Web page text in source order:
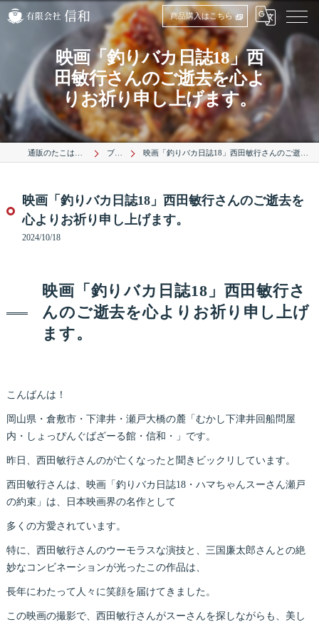
商品購入はこちら
映画「釣りバカ日誌18」西
田敏行さんのご逝去を心よ
りお祈り申し上げます。
ブログ 映画「釣りバカ日誌18」西田敏行さんのご逝去を心よりお祈り申し上げます。
映画「釣りバカ日誌18」西田敏行さんのご逝去を
心よりお祈り申し上げます。
2024/10/18
映画「釣りバカ日誌18」西田敏行さ
んのご逝去を心よりお祈り申し上げ
ます。
こんばんは！
岡山県・倉敷市・下津井・瀬戸大橋の麓「むかし下津井回船問屋
内・しょっぴんぐばざーる館・信和・」です。
昨日、西田敏行さんのが亡くなったと聞きビックリしています。
西田敏行さんは、映画「釣りバカ日誌18・ハマちゃんスーさん瀬戸
の約束」は、日本映画界の名作として
多くの方愛されています。
特に、西田敏行さんのウーモラスな演技と、三国廉太郎さんとの絶
妙なコンビネーションが光ったこの作品は、
長年にわたって人々に笑顔を届けてきました。
この映画の撮影で、西田敏行さんがスーさんを探しながらも、美し